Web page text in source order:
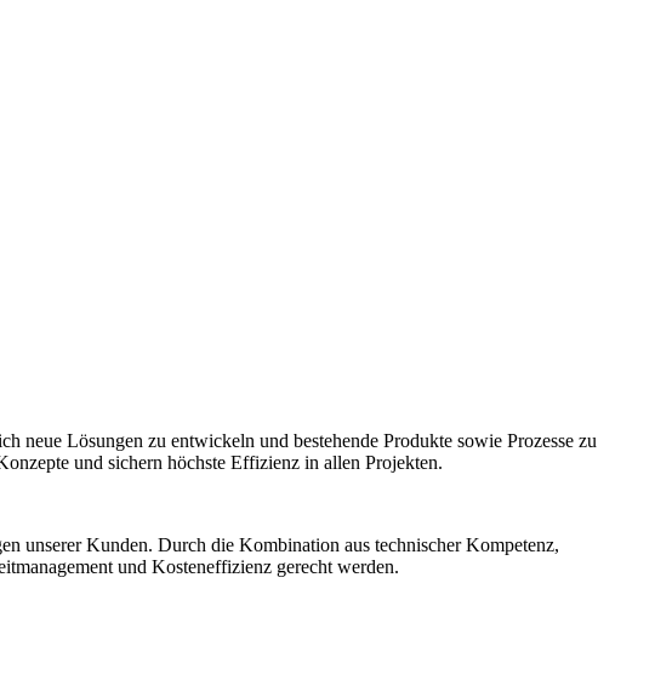
neue Lösungen zu entwickeln und bestehende Produkte sowie Prozesse zu
und sichern höchste Effizienz in allen Projekten.
unserer Kunden. Durch die Kombination aus technischer Kompetenz,
und Kosteneffizienz gerecht werden.